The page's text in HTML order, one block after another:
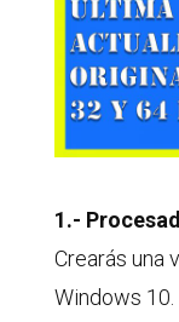
1.-
Crearás una
Windows